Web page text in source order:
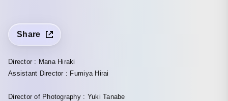
Share
Director : Mana Hiraki
Assistant Director : Fumiya Hirai
Director of Photography : Yuki Tanabe